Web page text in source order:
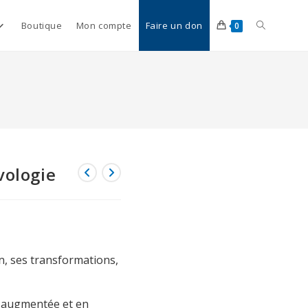
Boutique Mon compte Faire un don 0
ses transformations,
et en